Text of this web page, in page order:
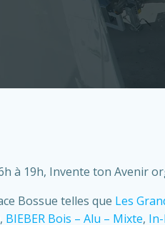
à 19h, Invente ton Avenir
Bossue telles que Les
BIEBER Bois – Alu – Mixte,